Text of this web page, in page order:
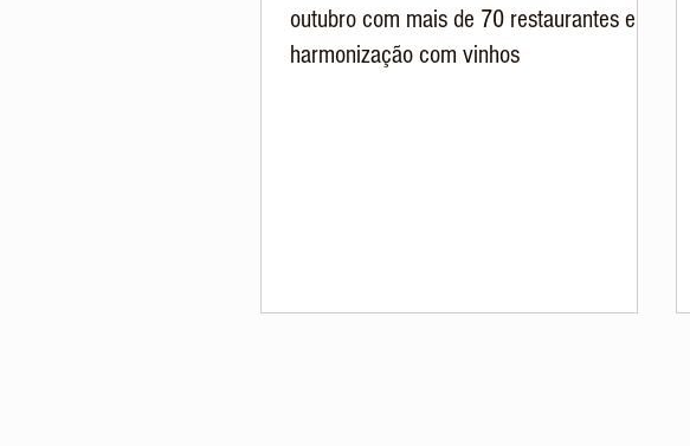
outubro com mais de 70 restaurantes e
harmonização com vinhos